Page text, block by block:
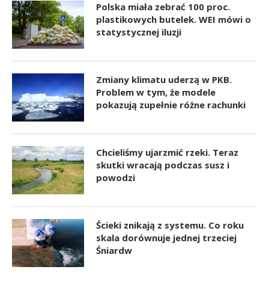
Polska miała zebrać 100 proc.
plastikowych butelek. WEI mówi o
statystycznej iluzji
Zmiany klimatu uderzą w PKB.
Problem w tym, że modele
pokazują zupełnie różne rachunki
Chcieliśmy ujarzmić rzeki. Teraz
skutki wracają podczas susz i
powodzi
Ścieki znikają z systemu. Co roku
skala dorównuje jednej trzeciej
Śniardw